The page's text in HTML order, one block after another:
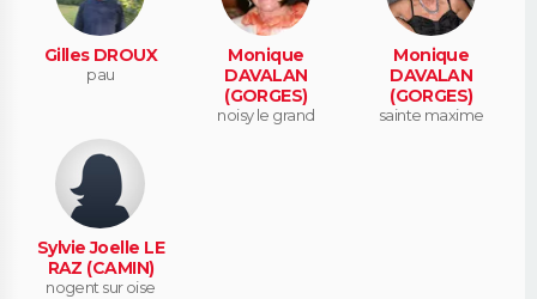
Gilles DROUX
pau
Monique
DAVALAN
(GORGES)
noisy le grand
Monique
DAVALAN
(GORGES)
sainte maxime
Sylvie Joelle LE
RAZ (CAMIN)
nogent sur oise